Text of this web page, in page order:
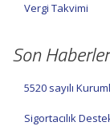
Vergi Takvimi
Son Haberler
5520 sayılı
Sigortacılık